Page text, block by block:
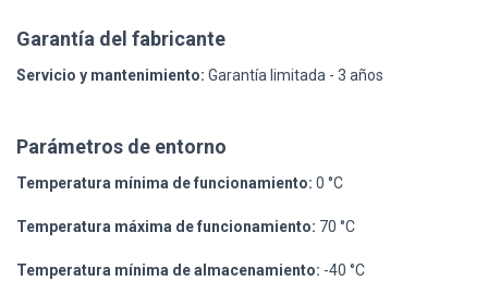
Garantía del fabricante
Servicio y mantenimiento: Garantía limitada - 3 años
Parámetros de entorno
Temperatura mínima de funcionamiento: 0 °C
Temperatura máxima de funcionamiento: 70 °C
Temperatura mínima de almacenamiento: -40 °C